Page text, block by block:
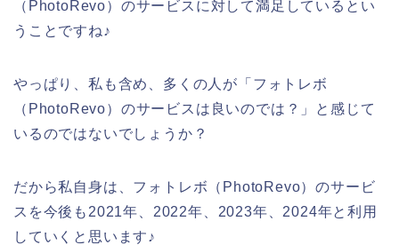
（PhotoRevo）のサービスに対して満足しているとい
うことですね♪
やっぱり、私も含め、多くの人が「フォトレボ
（PhotoRevo）のサービスは良いのでは？」と感じて
いるのではないでしょうか？
だから私自身は、フォトレボ（PhotoRevo）のサービ
スを今後も2021年、2022年、2023年、2024年と利用
していくと思います♪